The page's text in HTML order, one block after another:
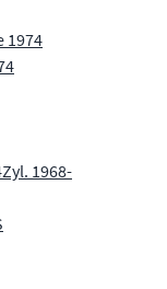
1974
1968-